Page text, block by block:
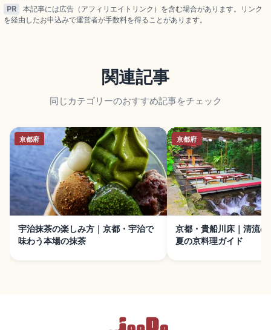
PR
本記事には広告（アフィリエイトリンク）を含む場合があります。リンク
を経由したお申込みで運営者が手数料を得ることがあります。
関連記事
同じカテゴリーのおすすめ記事をチェック
京都府
宇治抹茶の楽しみ方｜京都・宇治で
味わう本場の抹茶
京都府
京都・貴船川床｜清流の
夏の京料理ガイド